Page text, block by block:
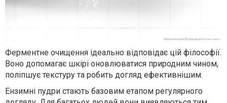
Ферментне очищення ідеально відповідає цій філософії.
Воно допомагає шкірі оновлюватися природним чином,
поліпшує текстуру та робить догляд ефективнішим.
Ензимні пудри стають базовим етапом регулярного